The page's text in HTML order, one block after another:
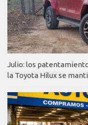
Julio: los
la Toyota Hilux se